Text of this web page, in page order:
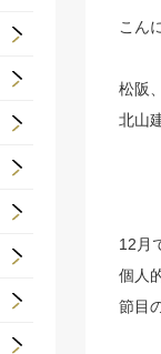
こん
松阪
北山
12月
個人
節目